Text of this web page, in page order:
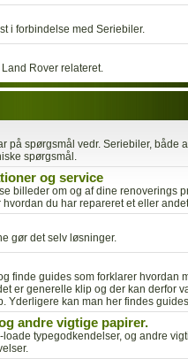
i forbindelse med Seriebiler.
Rover relateret.
på spørgsmål vedr. Seriebiler, både
spørgsmål.
og service
billeder om og af dine renoverings
du har repareret et eller
gør det selv løsninger.
finde guides som forklarer hvordan
er generelle klip og der kan derfor
Yderligere kan man her findes
andre vigtige papirer.
loade typegodkendelser, og andre